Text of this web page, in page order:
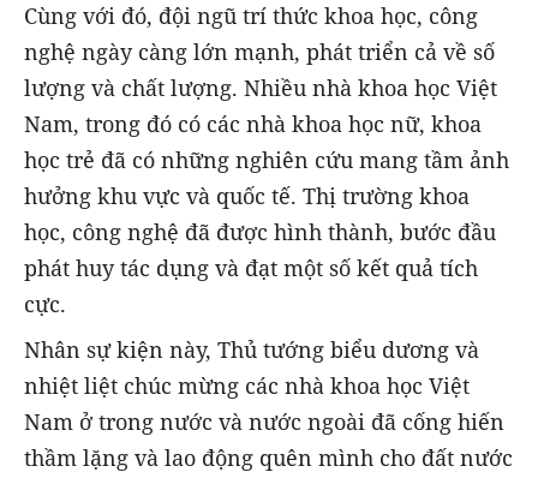
Cùng với đó, đội ngũ trí thức khoa học, công
nghệ ngày càng lớn mạnh, phát triển cả về số
lượng và chất lượng. Nhiều nhà khoa học Việt
Nam, trong đó có các nhà khoa học nữ, khoa
học trẻ đã có những nghiên cứu mang tầm ảnh
hưởng khu vực và quốc tế. Thị trường khoa
học, công nghệ đã được hình thành, bước đầu
phát huy tác dụng và đạt một số kết quả tích
cực.
Nhân sự kiện này, Thủ tướng biểu dương và
nhiệt liệt chúc mừng các nhà khoa học Việt
Nam ở trong nước và nước ngoài đã cống hiến
thầm lặng và lao động quên mình cho đất nước